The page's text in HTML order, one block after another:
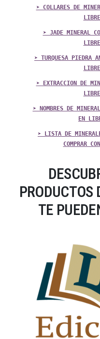
➤ COLLARES DE
➤ JADE MINERAL
➤ TURQUESA PIEDRA
➤ EXTRACCION DE
➤ NOMBRES DE
EN
➤ LISTA DE
COMPRAR
PRODUCTOS
TE